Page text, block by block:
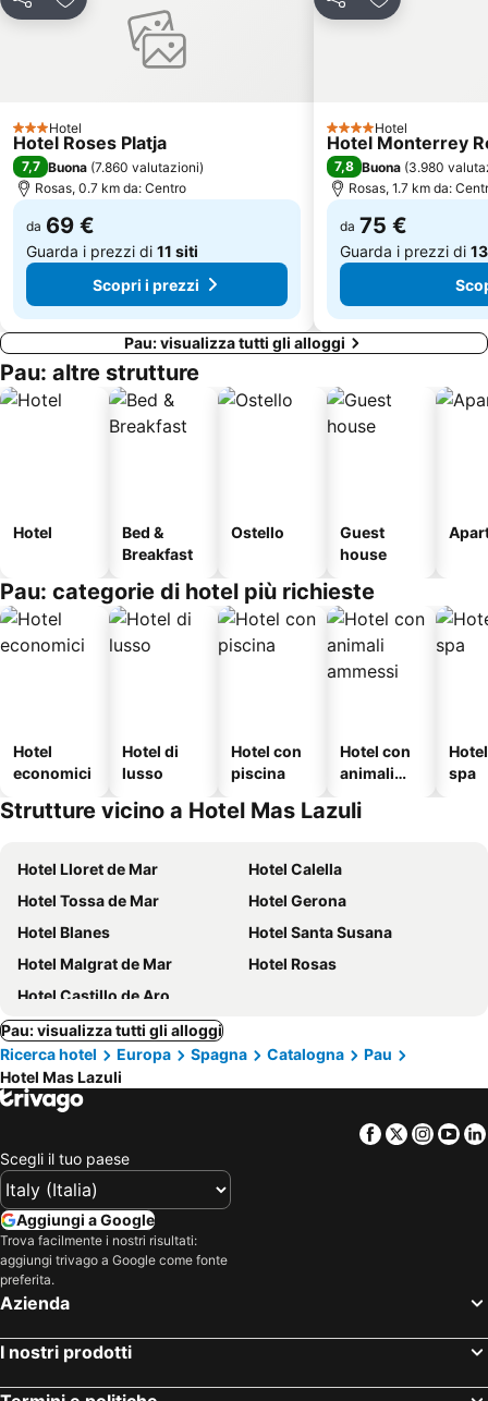
Casa Museo Salvador Dalí
Côte Vermeille
La promenade du front de mer
Saint-Assiscle
Parc des Expositions
La Ciutadella
Cala Montjoi
Cala Rostella
Portbou
CondividiAggiungi ai preferiti
3 StelleHotel
Hotel Roses Platja
7,7 Buona (7.860 valutazioni)
Rosas, 0.7 km da: Centro
da 69 €
Guarda i prezzi di 11 siti
Scopri i prezzi
CondividiAggiungi ai
4 StelleHotel
Hotel Monterrey
7,8 Buona (3.980
Rosas, 1.7 km da:
da 75 €
Guarda i prezzi di
Pau: visualizza tutti gli alloggi
Pau: altre strutture
Hotel
Bed &
Breakfast
Ostello
Guest
house
Pau: categorie di hotel più richieste
Hotel
economici
Hotel di
lusso
Hotel con
piscina
Hotel con
animali
spa
Strutture vicino a Hotel Mas Lazuli
Hotel Lloret de Mar
Hotel Calella
Hotel Tossa de Mar
Hotel Gerona
Hotel Blanes
Hotel Santa Susana
Hotel Malgrat de Mar
Hotel Rosas
Hotel Castillo de Aro
Pau: visualizza tutti gli alloggi
Ricerca hotel
Europa Spagna Catalogna
Pau
Hotel Mas Lazuli
Facebook
Twitter
Scegli il tuo paese
Aggiungi a Google
Trova facilmente i nostri risultati:
aggiungi trivago a Google come fonte
preferita.
Azienda
I nostri prodotti